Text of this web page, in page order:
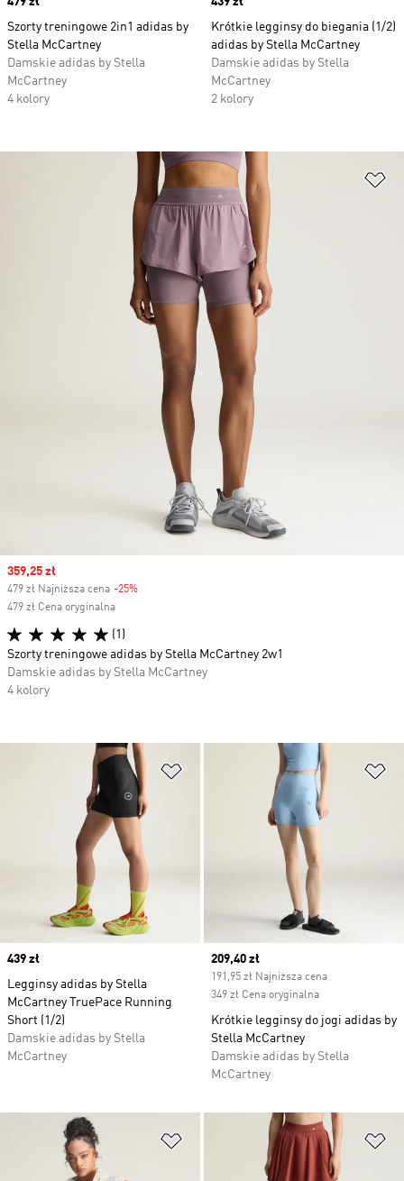
Szorty treningowe 2in1 adidas by
Stella McCartney
Damskie adidas by Stella
McCartney
4 kolory
Krótkie legginsy do biegania (1/2)
adidas by Stella McCartney
Damskie adidas by Stella
McCartney
2 kolory
Dodaj do listy życzeń
Price
439 zł
Legginsy adidas by Stella
McCartney TruePace Running
Short (1/2)
Damskie adidas by Stella
McCartney
Current price
209,40 zł
191,95 zł Najniższa cena
349 zł Cena oryginalna
Krótkie legginsy do jogi adidas by
Stella McCartney
Damskie adidas by Stella
McCartney
Dodaj do listy życzeń
Sale price
359,25 zł
479 zł Najniższa cena -25%
479 zł Cena oryginalna
(1)
Szorty treningowe adidas by Stella McCartney 2w1
Damskie adidas by Stella McCartney
4 kolory